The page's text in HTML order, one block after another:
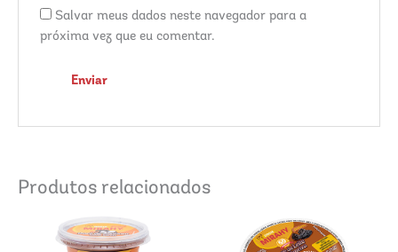
Salvar meus dados neste navegador para a
próxima vez que eu comentar.
Produtos relacionados